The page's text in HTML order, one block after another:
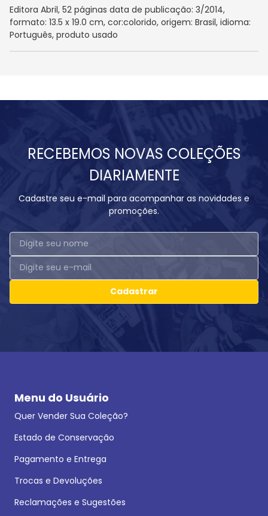
Editora Abril, 52 páginas data de publicação: 3/2014,
formato: 13.5 x 19.0 cm, cor:colorido, origem: Brasil, idioma:
Português, produto usado
RECEBEMOS NOVAS COLEÇÕES
DIARIAMENTE
Cadastre seu e-mail para acompanhar as novidades e
promoções.
Cadastrar
Menu do Usuário
Quer Vender Sua Coleção?
Estado de Conservação
Pagamento e Entrega
Trocas e Devoluções
Reclamações e Sugestões